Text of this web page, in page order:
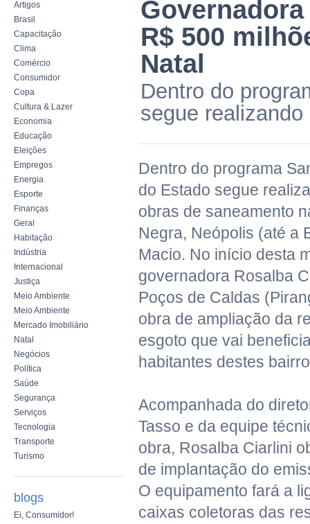
Artigos
Brasil
Capacitação
Clima
Comércio
Consumidor
Copa
Cultura & Lazer
Economia
Educação
Eleições
Empregos
Energia
Esporte
Finanças
Geral
Habitação
Indústria
Internacional
Justiça
Meio Ambiente
Meio Ambiente
Mercado Imobiliário
Natal
Negócios
Política
Saúde
Segurança
Serviços
Tecnologia
Transporte
Turismo
blogs
Ei, Consumidor!
R$ 500
Natal
Dentro do
segue
Dentro do programa
do Estado segue
obras de saneamento
Negra, Neópolis (até a
Macio. No início desta
governadora Rosalba
Poços de Caldas
obra de ampliação da
esgoto que vai
habitantes destes
Acompanhada do
Tasso e da equipe
obra, Rosalba Ciarlini
de implantação do
O equipamento fará a
caixas coletoras das